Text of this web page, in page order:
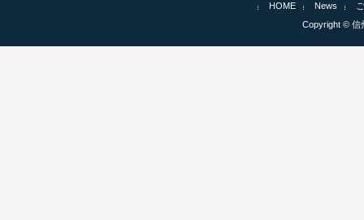
HOME News
Copyright © 信